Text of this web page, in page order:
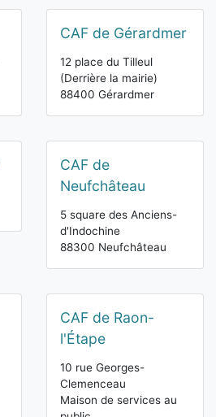
CAF de Gérardmer
12 place du Tilleul
(Derrière la mairie)
88400 Gérardmer
CAF de
Neufchâteau
5 square des Anciens-
d'Indochine
88300 Neufchâteau
CAF de Raon-
l'Étape
10 rue Georges-
Clemenceau
Maison de services au